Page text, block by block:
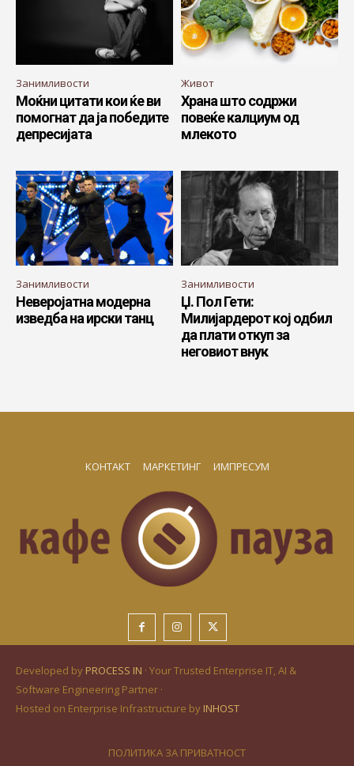
Занимливости
Моќни цитати кои ќе ви
помогнат да ја победите
депресијата
Живот
Храна што содржи
повеќе калциум од
млекото
Занимливости
Неверојатна модерна
изведба на ирски танц
Занимливости
Џ. Пол Гети:
Милијардерот кој одбил
да плати откуп за
неговиот внук
КОНТАКТ МАРКЕТИНГ ИМПРЕСУМ
Developed by PROCESS IN · Your Trusted Enterprise IT, AI &
Software Engineering Partner ·
Hosted on Enterprise Infrastructure by INHOST
ПОЛИТИКА ЗА ПРИВАТНОСТ